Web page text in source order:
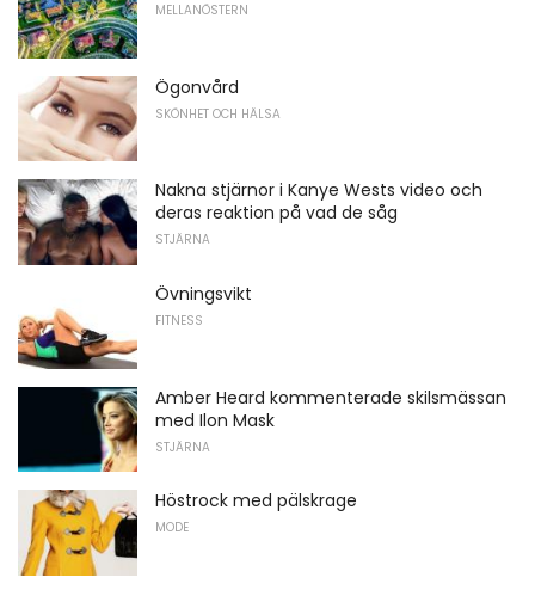
MELLANÖSTERN
Ögonvård
SKÖNHET OCH HÄLSA
Nakna stjärnor i Kanye Wests video och
deras reaktion på vad de såg
STJÄRNA
Övningsvikt
FITNESS
Amber Heard kommenterade skilsmässan
med Ilon Mask
STJÄRNA
Höstrock med pälskrage
MODE